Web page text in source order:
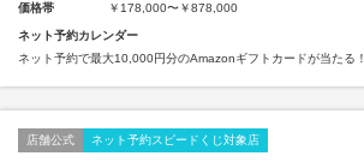
価格帯
￥178,000〜￥878,000
ネット予約カレンダー
ネット予約で最大10,000円分のAmazonギフトカードが当たる！
店舗公式 ネット予約スピードくじ対象店